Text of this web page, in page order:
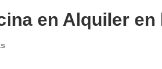
en Alquiler